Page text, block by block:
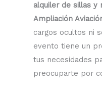
alquiler de sillas y
Ampliación
cargos ocultos ni
evento tiene un
tus necesidades
preocuparte por